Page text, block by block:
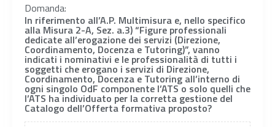
Domanda:
In riferimento all’A.P. Multimisura e, nello specifico
alla Misura 2-A, Sez. a.3) “Figure professionali
dedicate all’erogazione dei servizi (Direzione,
Coordinamento, Docenza e Tutoring)”, vanno
indicati i nominativi e le professionalità di tutti i
soggetti che erogano i servizi di Direzione,
Coordinamento, Docenza e Tutoring all’interno di
ogni singolo OdF componente l’ATS o solo quelli che
l’ATS ha individuato per la corretta gestione del
Catalogo dell’Offerta formativa proposto?